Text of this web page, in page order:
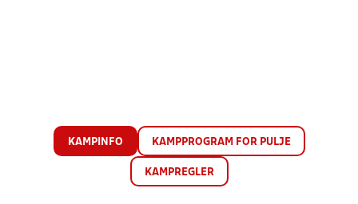
KAMPINFO KAMPPROGRAM FOR PULJE
KAMPREGLER